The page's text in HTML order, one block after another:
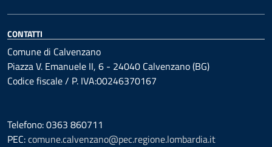
CONTATTI
Comune di Calvenzano
Piazza V. Emanuele II, 6 - 24040 Calvenzano (BG)
Codice fiscale / P. IVA:00246370167
Telefono: 0363 860711
PEC:comune.calvenzano@pec.regione.lombardia.it